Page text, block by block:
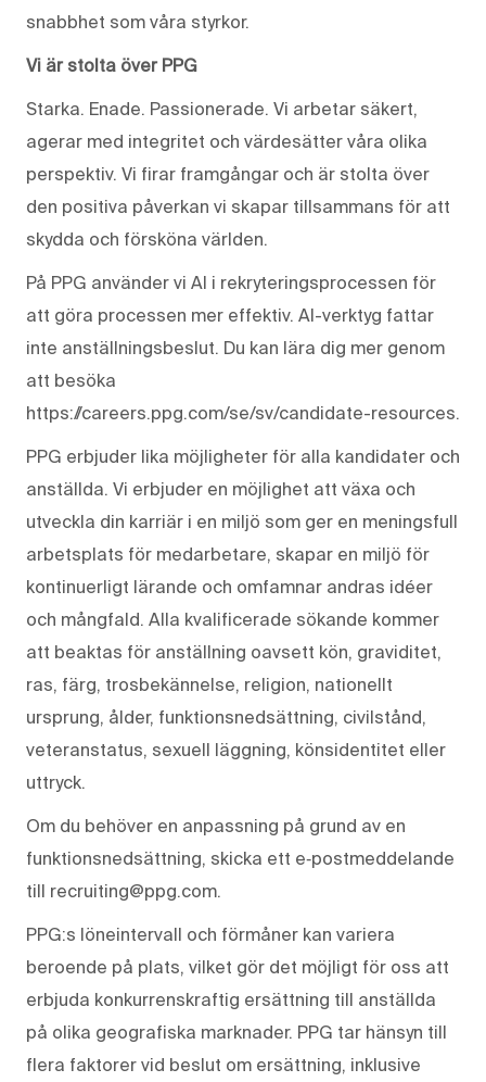
snabbhet som våra styrkor.
Vi är stolta över PPG
Starka. Enade. Passionerade. Vi arbetar säkert,
agerar med integritet och värdesätter våra olika
perspektiv. Vi firar framgångar och är stolta över
den positiva påverkan vi skapar tillsammans för att
skydda och försköna världen.
På PPG använder vi AI i rekryteringsprocessen för
att göra processen mer effektiv. AI-verktyg fattar
inte anställningsbeslut. Du kan lära dig mer genom
att besöka
https://careers.ppg.com/se/sv/candidate-resources.
PPG erbjuder lika möjligheter för alla kandidater och
anställda. Vi erbjuder en möjlighet att växa och
utveckla din karriär i en miljö som ger en meningsfull
arbetsplats för medarbetare, skapar en miljö för
kontinuerligt lärande och omfamnar andras idéer
och mångfald. Alla kvalificerade sökande kommer
att beaktas för anställning oavsett kön, graviditet,
ras, färg, trosbekännelse, religion, nationellt
ursprung, ålder, funktionsnedsättning, civilstånd,
veteranstatus, sexuell läggning, könsidentitet eller
uttryck.
Om du behöver en anpassning på grund av en
funktionsnedsättning, skicka ett e‑postmeddelande
till recruiting@ppg.com.
PPG:s löneintervall och förmåner kan variera
beroende på plats, vilket gör det möjligt för oss att
erbjuda konkurrenskraftig ersättning till anställda
på olika geografiska marknader. PPG tar hänsyn till
flera faktorer vid beslut om ersättning, inklusive